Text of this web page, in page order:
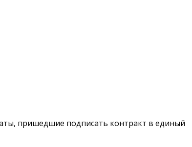
пришедшие подписать контракт в единый